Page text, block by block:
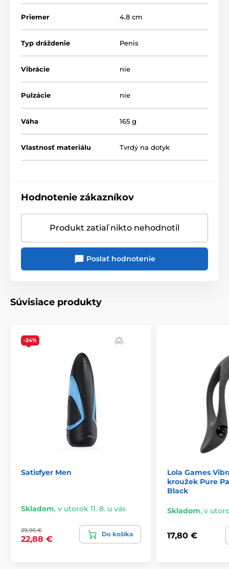
Priemer 4.8 cm
Typ dráždenie Penis
Vibrácie nie
Pulzácie nie
Váha 165 g
Vlastnosť materiálu Tvrdý na dotyk
Hodnotenie zákazníkov
Produkt zatiaľ nikto nehodnotil
Poslať hodnotenie
Súvisiace produkty
-24%
Satisfyer Men
Skladom, v utorok 11. 8. u vás
29,95 €
22,88 €
Do košíka
Lola Games
kroužek Pure
Black
Skladom, v
17,80 €